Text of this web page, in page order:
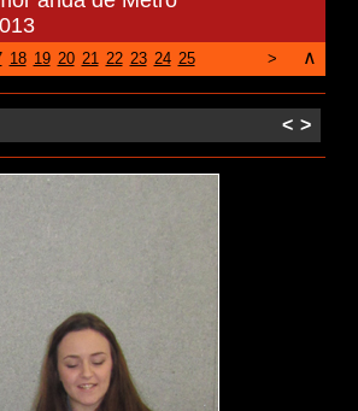
18 19 20 21 22 23 24 25 > ∧
< >